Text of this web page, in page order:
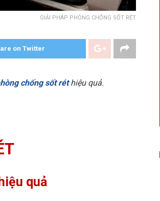
GIẢI PHÁP PHÒNG CHỐNG SỐT RÉT
on Twitter
chống sốt réthiệu quả.
quả